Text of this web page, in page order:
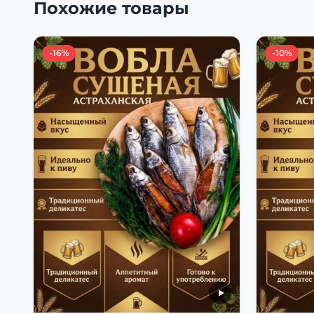
Похожие товары
-16% -10%